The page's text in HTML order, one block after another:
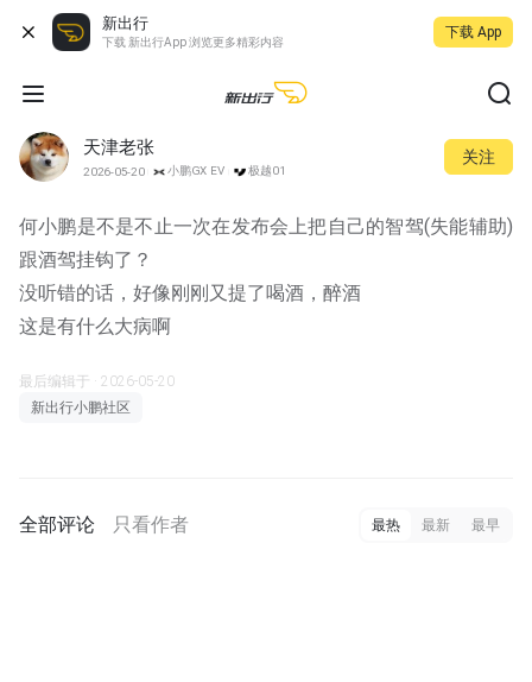
新出行
下载 新出行App 浏览更多精彩内容
下载 App
天津老张
2026-05-20 小鹏GX EV 极越01
关注
何小鹏是不是不止一次在发布会上把自己的智驾(失能辅助)
跟酒驾挂钩了？
没听错的话，好像刚刚又提了喝酒，醉酒
这是有什么大病啊
最后编辑于 · 2026-05-20
新出行小鹏社区
全部评论 只看作者 最热 最新 最早